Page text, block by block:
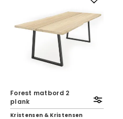
Forest matbord 2
plank
Kristensen & Kristensen